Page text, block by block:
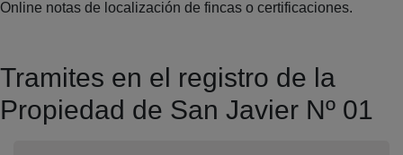
Online notas de localización de fincas o certificaciones.
Tramites en el registro de la
Propiedad de San Javier Nº 01